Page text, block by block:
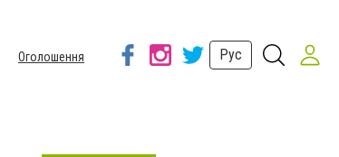
Оголошення
Рус